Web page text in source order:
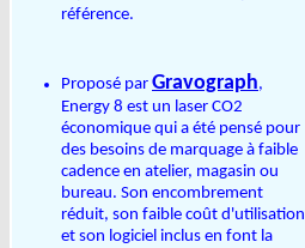
référence.
Proposé par Gravograph,
Energy 8 est un laser CO2
économique qui a été pensé pour
des besoins de marquage à faible
cadence en atelier, magasin ou
bureau. Son encombrement
réduit, son faible coût d'utilisation
et son logiciel inclus en font la